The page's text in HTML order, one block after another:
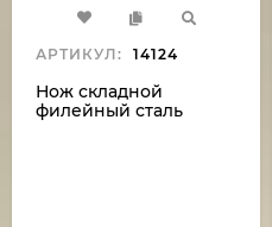
АРТИКУЛ: 14124
Нож складной
филейный сталь